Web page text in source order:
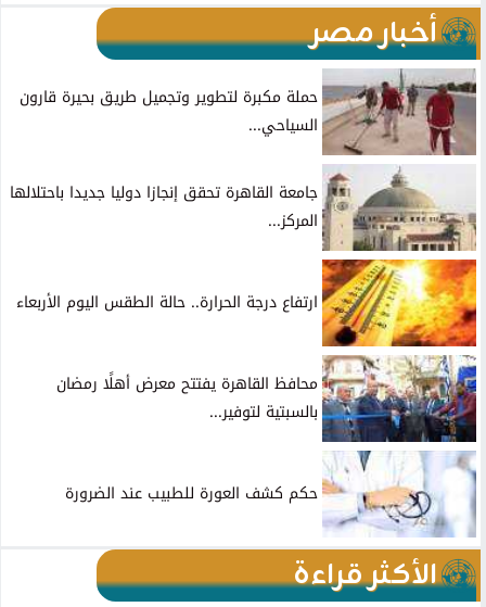
أخبار مصر
حملة مكبرة لتطوير وتجميل طريق بحيرة قارون
السياحي...
جامعة القاهرة تحقق إنجازا دوليا جديدا باحتلالها
المركز...
ارتفاع درجة الحرارة.. حالة الطقس اليوم الأربعاء
محافظ القاهرة يفتتح معرض أهلًا رمضان
بالسبتية لتوفير...
حكم كشف العورة للطبيب عند الضرورة
الأكثر قراءة